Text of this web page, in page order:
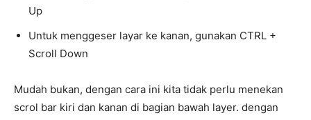
Up
Untuk menggeser layar ke kanan, gunakan CTRL +
Scroll Down
Mudah bukan, dengan cara ini kita tidak perlu menekan
scrol bar kiri dan kanan di bagian bawah layer. dengan